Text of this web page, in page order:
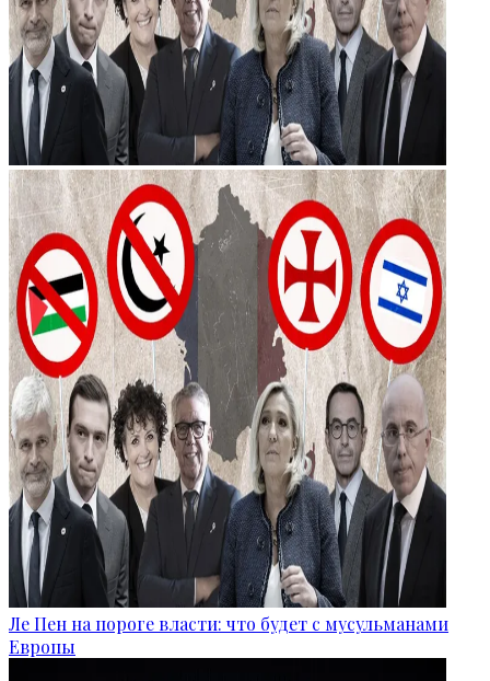
Ле Пен на пороге власти: что будет с мусульманами
Европы